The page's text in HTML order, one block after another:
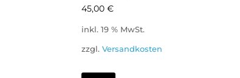
45,00€
inkl. 19 % MwSt.
zzgl.Versandkosten